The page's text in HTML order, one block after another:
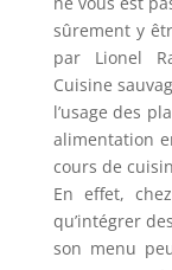
sûrement y
par Lionel
Cuisine
l’usage des
alimentation
cours de
En effet,
qu’intégrer
son menu